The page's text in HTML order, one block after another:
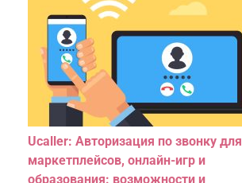
Ucaller: Авторизация по звонку для
маркетплейсов, онлайн-игр и
образования: возможности и